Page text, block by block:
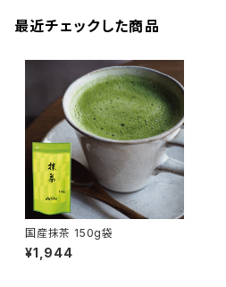
最近チェックした商品
国産抹茶 150g袋
¥1,944